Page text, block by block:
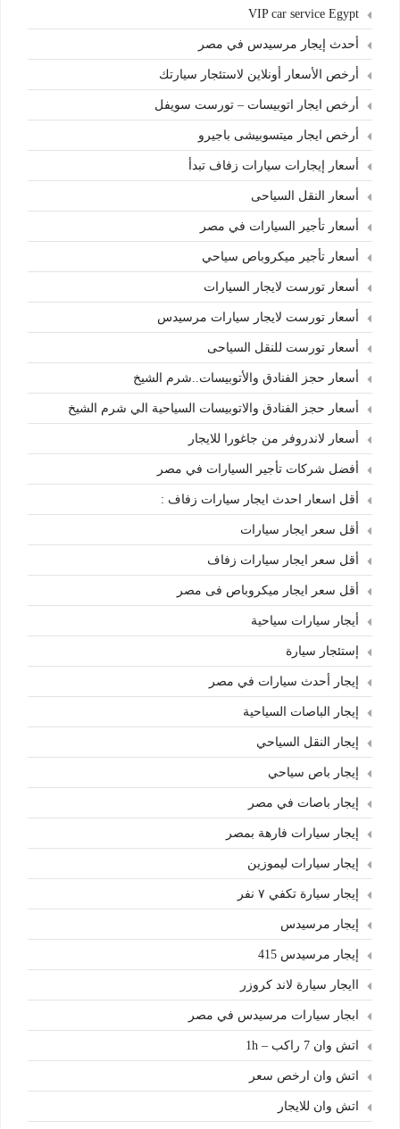
VIP car service Egypt
أحدث إيجار مرسيدس في مصر
أرخص الأسعار أونلاين لاستئجار سيارتك
أرخص ايجار اتوبيسات – تورست سويفل
أرخص ايجار ميتسوبيشى باجيرو
أسعار إيجارات سيارات زفاف تبدأ
أسعار النقل السياحى
أسعار تأجير السيارات في مصر
أسعار تأجير ميكروباص سياحي
أسعار تورست لايجار السيارات
أسعار تورست لايجار سيارات مرسيدس
أسعار تورست للنقل السياحى
أسعار حجز الفنادق والأتوبيسات..شرم الشيخ
أسعار حجز الفنادق والاتوبيسات السياحية الي شرم الشيخ
أسعار لاندروفر من جاغورا للايجار
أفضل شركات تأجير السيارات في مصر
أقل اسعار احدث ايجار سيارات زفاف :
أقل سعر ايجار سيارات
أقل سعر ايجار سيارات زفاف
أقل سعر ايجار ميكروباص فى مصر
أيجار سيارات سياحية
إستئجار سيارة
إيجار أحدث سيارات في مصر
إيجار الباصات السياحية
إيجار النقل السياحي
إيجار باص سياحي
إيجار باصات في مصر
إيجار سيارات فارهة بمصر
إيجار سيارات ليموزين
إيجار سيارة تكفي ٧ نفر
إيجار مرسيدس
إيجار مرسيدس 415
اايجار سيارة لاند كروزر
ابجار سيارات مرسيدس في مصر
اتش وان 7 راكب – 1h
اتش وان ارخص سعر
اتش وان للايجار